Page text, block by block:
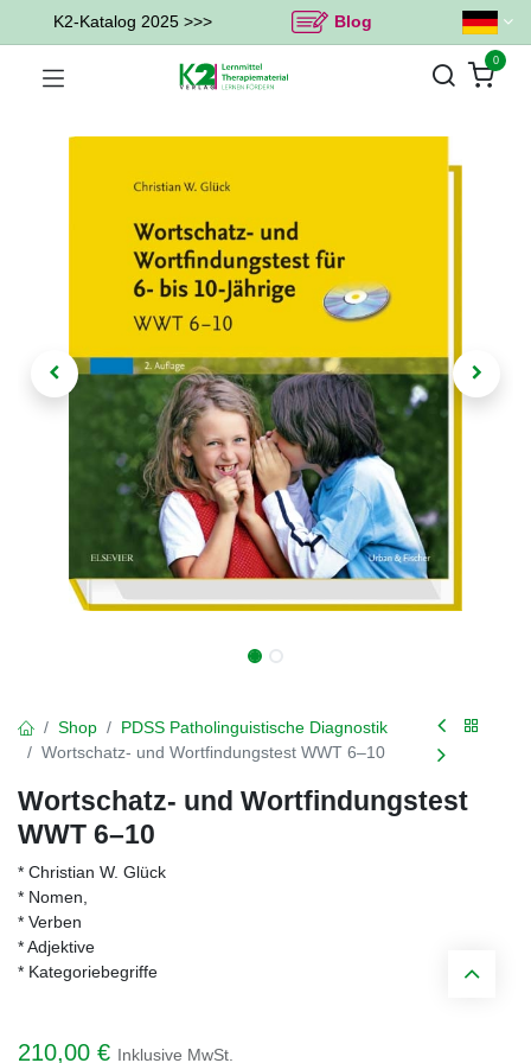
K2-Katalog 2025 >>> Blog
0
Shop
PDSS Patholinguistische Diagnostik
Wortschatz- und Wortfindungstest WWT 6–10
Wortschatz- und Wortfindungstest
WWT 6–10
* Christian W. Glück
* Nomen,
* Verben
* Adjektive
* Kategoriebegriffe
210,00 € Inklusive MwSt.